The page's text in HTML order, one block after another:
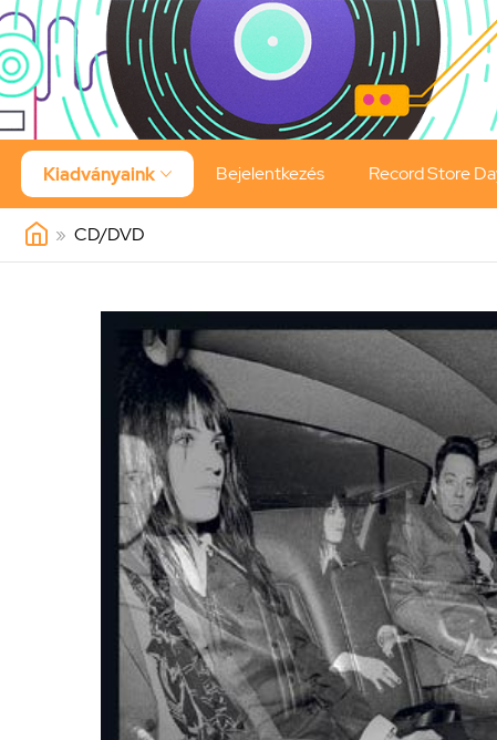
Kiadványaink  Bejelentkezés Record Store
» CD/DVD